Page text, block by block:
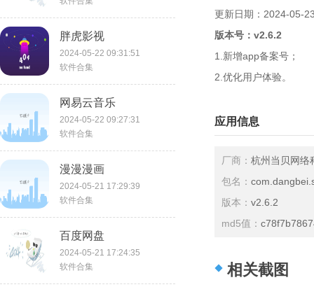
胖虎影视
2024-05-22 09:31:51
软件合集
网易云音乐
2024-05-22 09:27:31
软件合集
漫漫漫画
2024-05-21 17:29:39
软件合集
百度网盘
2024-05-21 17:24:35
软件合集
更新日期：2024-05-
版本号：v2.6.2
1.新增app备案号；
2.优化用户体验。
应用信息
厂商： 杭州当贝网络
包名：
版本： v2.6.2
md5值：
相关截图